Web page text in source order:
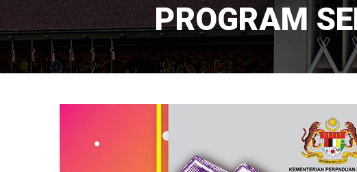
PROGRAM